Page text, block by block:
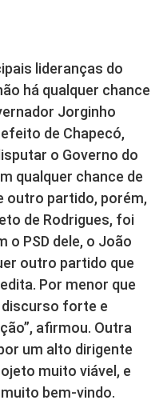
lideranças do
há qualquer chance
Jorginho
de Chapecó,
o Governo do
qualquer chance de
outro partido, porém,
de Rodrigues, foi
o PSD dele, o João
outro partido que
Por menor que
forte e
afirmou. Outra
um alto dirigente
muito viável, e
bem-vindo.